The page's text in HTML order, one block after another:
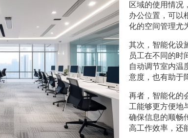
区域的使用情况
办公位置，可以
化的空间管理尤
其次，智能化设
员工在不同的时
自动调节室内温
意度，也有助于
再者，智能化的
工能够更方便地
确保信息的顺畅
高工作效率，还